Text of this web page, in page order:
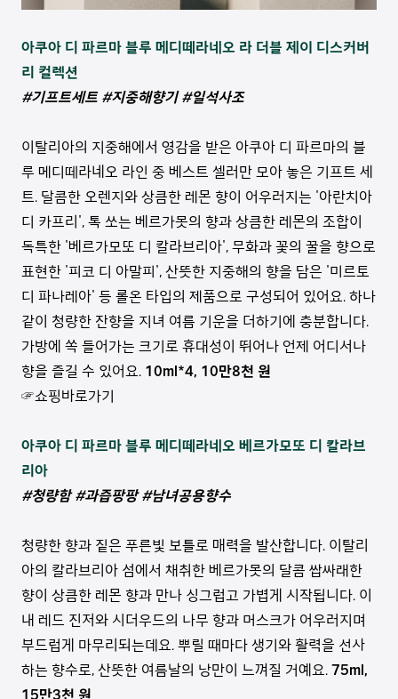
아쿠아 디 파르마 블루 메디떼라네오 라 더블 제이 디스커버
리 컬렉션
#기프트세트 #지중해향기 #일석사조
이탈리아의 지중해에서 영감을 받은 아쿠아 디 파르마의 블
루 메디떼라네오 라인 중 베스트 셀러만 모아 놓은 기프트 세
트. 달콤한 오렌지와 상큼한 레몬 향이 어우러지는 '아란치아
디 카프리', 톡 쏘는 베르가못의 향과 상큼한 레몬의 조합이
독특한 '베르가모또 디 칼라브리아', 무화과 꽃의 꿀을 향으로
표현한 '피코 디 아말피', 산뜻한 지중해의 향을 담은 '미르토
디 파나레아' 등 롤온 타입의 제품으로 구성되어 있어요. 하나
같이 청량한 잔향을 지녀 여름 기운을 더하기에 충분합니다.
가방에 쏙 들어가는 크기로 휴대성이 뛰어나 언제 어디서나
향을 즐길 수 있어요. 10ml*4, 10만8천 원
☞쇼핑바로가기
아쿠아 디 파르마 블루 메디떼라네오 베르가모또 디 칼라브
리아
#청량함 #과즙팡팡 #남녀공용향수
청량한 향과 짙은 푸른빛 보틀로 매력을 발산합니다. 이탈리
아의 칼라브리아 섬에서 채취한 베르가못의 달콤 쌉싸래한
향이 상큼한 레몬 향과 만나 싱그럽고 가볍게 시작됩니다. 이
내 레드 진저와 시더우드의 나무 향과 머스크가 어우러지며
부드럽게 마무리되는데요. 뿌릴 때마다 생기와 활력을 선사
하는 향수로, 산뜻한 여름날의 낭만이 느껴질 거예요. 75ml,
15만3천 원